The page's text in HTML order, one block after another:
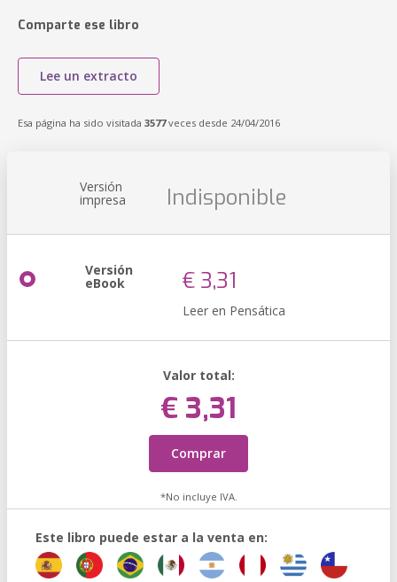
Comparte ese libro
Lee un extracto
Esa página ha sido visitada 3577veces desde 24/04/2016
Versión
impresa Indisponible
Versión
eBook € 3,31
Leer en Pensática
Valor total:
€ 3,31
Comprar
*No incluye IVA.
Este libro puede estar a la venta en: